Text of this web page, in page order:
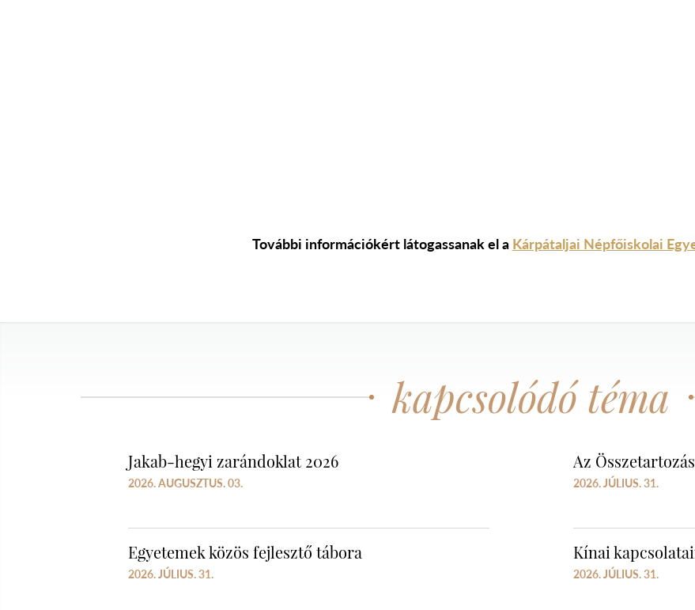
További információkért látogassanak el a Kárpátaljai Népfőiskolai
kapcsolódó téma
Jakab-hegyi zarándoklat 2026
2026. AUGUSZTUS. 03.
Az
2026. JÚLIUS. 31.
Egyetemek közös fejlesztő tábora
2026. JÚLIUS. 31.
Kínai
2026. JÚLIUS. 31.